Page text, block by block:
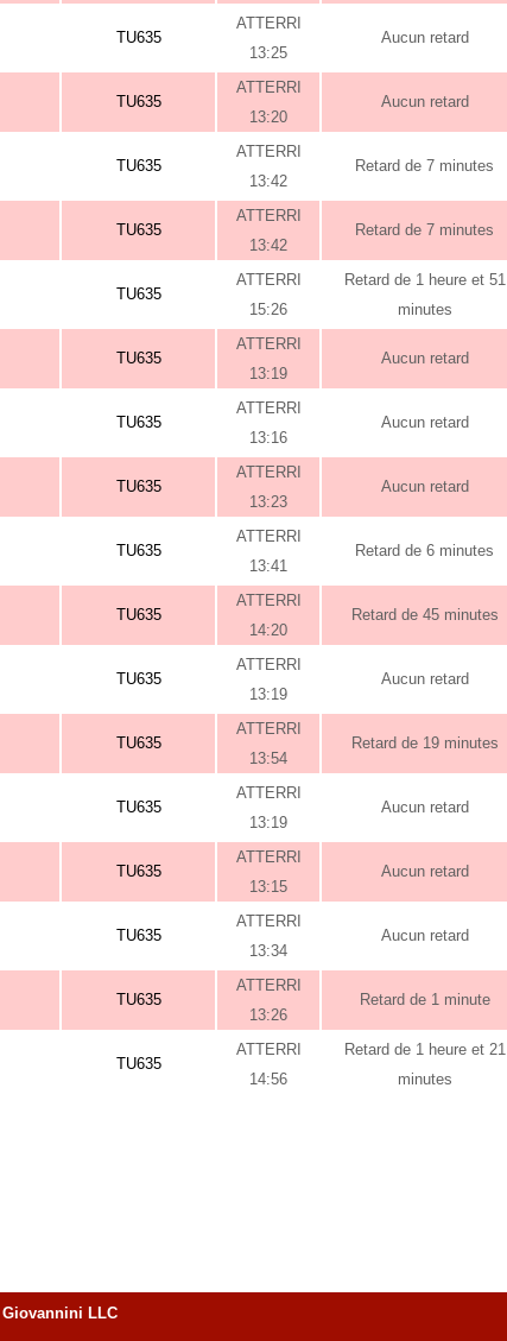
TU635
ATTERRI
13:25
Aucun retard
TU635
ATTERRI
13:20
Aucun retard
TU635
ATTERRI
13:42
Retard de 7 minutes
TU635
ATTERRI
13:42
Retard de 7 minutes
TU635
ATTERRI
15:26
Retard de 1 heure et 51
minutes
TU635
ATTERRI
13:19
Aucun retard
TU635
ATTERRI
13:16
Aucun retard
TU635
ATTERRI
13:23
Aucun retard
TU635
ATTERRI
13:41
Retard de 6 minutes
TU635
ATTERRI
14:20
Retard de 45 minutes
TU635
ATTERRI
13:19
Aucun retard
TU635
ATTERRI
13:54
Retard de 19 minutes
TU635
ATTERRI
13:19
Aucun retard
TU635
ATTERRI
13:15
Aucun retard
TU635
ATTERRI
13:34
Aucun retard
TU635
ATTERRI
13:26
Retard de 1 minute
TU635
ATTERRI
14:56
Retard de 1 heure et 21
minutes
Giovannini LLC